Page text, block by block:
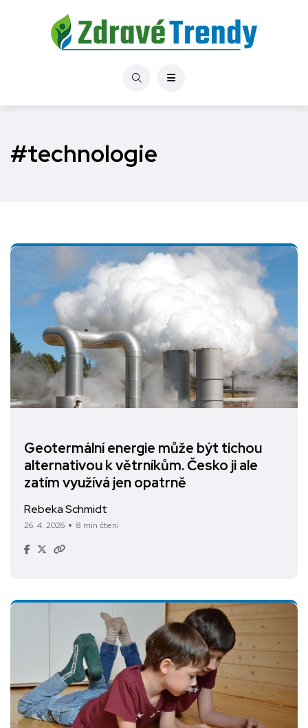
#technologie
Geotermální energie může být tichou
alternativou k větrníkům. Česko ji ale
zatím využívá jen opatrně
Rebeka Schmidt
26. 4. 2026 8 min čtení